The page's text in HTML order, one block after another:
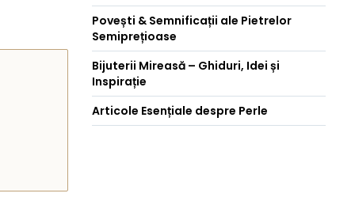
Povești & Semnificații ale Pietrelor
Semiprețioase
Bijuterii Mireasă – Ghiduri, Idei și
Inspirație
Articole Esențiale despre Perle